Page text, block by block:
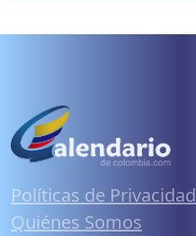
Políticas de Privacidad
Quiénes Somos